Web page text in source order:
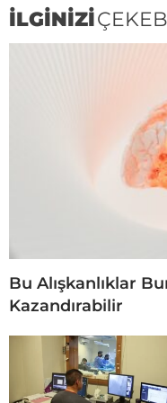
İLGİNİZİ
Bu Alışkanlıklar
Kazandırabilir